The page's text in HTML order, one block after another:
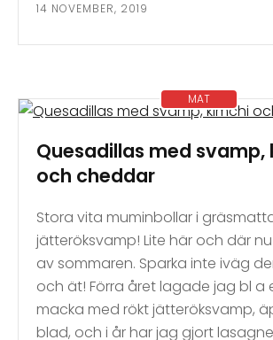
14 NOVEMBER, 2019
MAT
Quesadillas med svamp,
och cheddar
Stora vita muminbollar i
jätteröksvamp! Lite här och där
av sommaren. Sparka inte iväg
och ät! Förra året lagade jag bl a
macka med rökt jätteröksvamp,
blad, och i år har jag gjort